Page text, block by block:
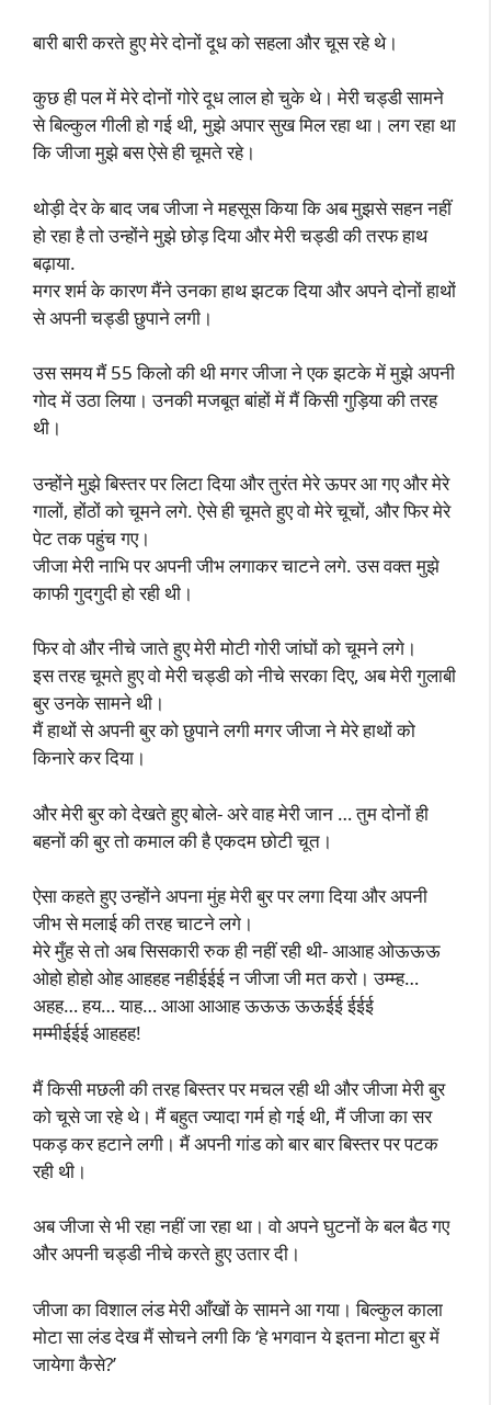
बारी बारी करते हुए मेरे दोनों दूध को सहला और चूस रहे थे।
कुछ ही पल में मेरे दोनों गोरे दूध लाल हो चुके थे। मेरी चड्डी सामने
से बिल्कुल गीली हो गई थी, मुझे अपार सुख मिल रहा था। लग रहा था
कि जीजा मुझे बस ऐसे ही चूमते रहे।
थोड़ी देर के बाद जब जीजा ने महसूस किया कि अब मुझसे सहन नहीं
हो रहा है तो उन्होंने मुझे छोड़ दिया और मेरी चड्डी की तरफ हाथ
बढ़ाया.
मगर शर्म के कारण मैंने उनका हाथ झटक दिया और अपने दोनों हाथों
से अपनी चड्डी छुपाने लगी।
उस समय मैं 55 किलो की थी मगर जीजा ने एक झटके में मुझे अपनी
गोद में उठा लिया। उनकी मजबूत बांहों में मैं किसी गुड़िया की तरह
थी।
उन्होंने मुझे बिस्तर पर लिटा दिया और तुरंत मेरे ऊपर आ गए और मेरे
गालों, होंठों को चूमने लगे. ऐसे ही चूमते हुए वो मेरे चूचों, और फिर मेरे
पेट तक पहुंच गए।
जीजा मेरी नाभि पर अपनी जीभ लगाकर चाटने लगे. उस वक्त मुझे
काफी गुदगुदी हो रही थी।
फिर वो और नीचे जाते हुए मेरी मोटी गोरी जांघों को चूमने लगे।
इस तरह चूमते हुए वो मेरी चड्डी को नीचे सरका दिए, अब मेरी गुलाबी
बुर उनके सामने थी।
मैं हाथों से अपनी बुर को छुपाने लगी मगर जीजा ने मेरे हाथों को
किनारे कर दिया।
और मेरी बुर को देखते हुए बोले- अरे वाह मेरी जान … तुम दोनों ही
बहनों की बुर तो कमाल की है एकदम छोटी चूत।
ऐसा कहते हुए उन्होंने अपना मुंह मेरी बुर पर लगा दिया और अपनी
जीभ से मलाई की तरह चाटने लगे।
मेरे मुँह से तो अब सिसकारी रुक ही नहीं रही थी- आआह ओऊऊऊ
ओहो होहो ओह आहहह नहीईईई न जीजा जी मत करो। उम्म्ह…
अहह… हय… याह… आआ आआह ऊऊऊ ऊऊईई ईईई
मम्मीईईई आहहह!
मैं किसी मछली की तरह बिस्तर पर मचल रही थी और जीजा मेरी बुर
को चूसे जा रहे थे। मैं बहुत ज्यादा गर्म हो गई थी, मैं जीजा का सर
पकड़ कर हटाने लगी। मैं अपनी गांड को बार बार बिस्तर पर पटक
रही थी।
अब जीजा से भी रहा नहीं जा रहा था। वो अपने घुटनों के बल बैठ गए
और अपनी चड्डी नीचे करते हुए उतार दी।
जीजा का विशाल लंड मेरी आँखों के सामने आ गया। बिल्कुल काला
मोटा सा लंड देख मैं सोचने लगी कि ‘हे भगवान ये इतना मोटा बुर में
जायेगा कैसे?’